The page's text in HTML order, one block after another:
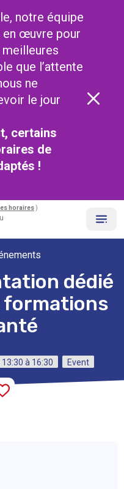
notre équipe
œuvre pour
que l’attente
ne
le jour
certains
de
!
horaires )
dédié
formations
à 16:30 Event